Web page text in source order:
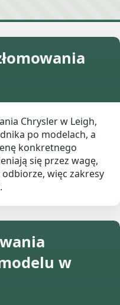
Chrysler w Leigh,
po modelach, a
konkretnego
się przez wagę,
więc zakresy
w